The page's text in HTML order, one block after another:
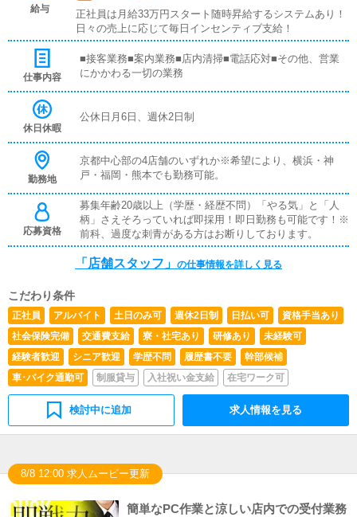
給与
正社員は月給33万円スタート随時昇給するシステムあり！
日々の売上に応じて毎日インセンティブ支給！
仕事内容
■接客業務■案内業務■店内清掃■電話応対■その他、営業
にかかわる一切の業務
休日休暇
公休日月6日、週休2日制
勤務地
京都中心部の4店舗のいずれか※希望により、横浜・神
戸・福岡・熊本でも勤務可能。
応募資格
募集年齢20歳以上（学歴・経歴不問）「やる気」と「人
柄」さえそろっていれば即採用！即日勤務も可能です！※
前科、過度な刺青がある方はお断りしております。
「店舗スタッフ」 の仕事情報を詳しく見る
こだわり条件
正社員 アルバイト 土日のみ可 週休2日制 日払い可
資格手当あり
社会保険完備
交通費支給 寮・社宅あり 研修あり
未経験可
経験者歓迎
シニア歓迎 学歴不問 履歴書不要
幹部候補
車･バイク通勤可
制服貸与 入社祝い金支給 在宅ワーク可
検討中に追加 求人情報を見る
8/8 12:00 求人ムービー更新
簡単なPC作業と涼しい店内での受付業務